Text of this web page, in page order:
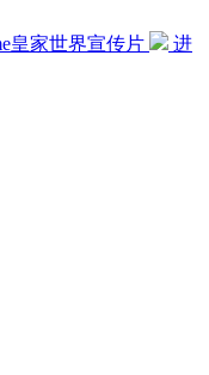
皇家世界宣传片
进